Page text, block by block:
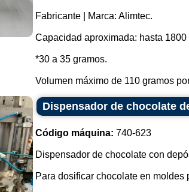
Fabricante | Marca: Alimtec.
Capacidad aproximada: hasta
*30 a 35 gramos.
Volumen máximo de 110 gramos
Dispensador de chocolate
Código máquina: 740-623
Dispensador de chocolate con
Para dosificar chocolate en moldes